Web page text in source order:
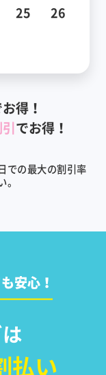
25
26
得！
でお得！
での最大の割引率
安心！
払い